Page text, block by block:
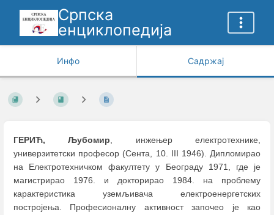
Српска
енциклопедија
Инфо Садржај
ГЕРИЋ, Љубомир, инжењер електротехнике,
универзитетски професор (Сента, 10. III 1946). Дипломирао
на Електротехничком факултету у Београду 1971, где је
магистрирао 1976. и докторирао 1984. на проблему
карактеристика уземљивача електроенергетских
постројења. Професионалну активност започео је као